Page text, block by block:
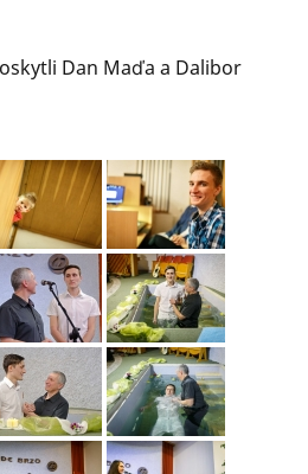
Dan Maďa a Dalibor